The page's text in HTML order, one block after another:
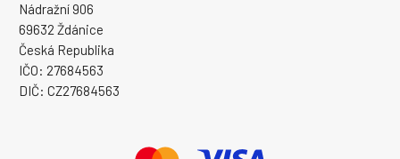
Nádražní 906
69632 Ždánice
Česká Republika
IČO: 27684563
DIČ: CZ27684563